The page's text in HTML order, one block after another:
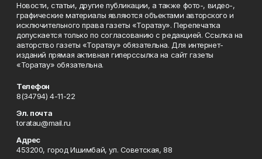
Новости, статьи, другие публикации, а также фото-, видео-,
графические материалы являются объектами авторского и
исключительного права газеты «Торатау». Перепечатка
допускается только по согласованию с редакцией. Ссылка на
авторство газеты «Торатау» обязательна. Для интернет-
изданий прямая активная гиперссылка на сайт газеты
«Торатау» обязательна.
Телефон
8(34794) 4-11-22
Эл. почта
toratau@mail.ru
Адрес
453200, город Ишимбай, ул. Советская, 88